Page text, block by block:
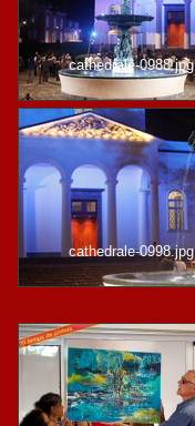
cathedrale-0988.jpg
cathedrale-0998.jpg